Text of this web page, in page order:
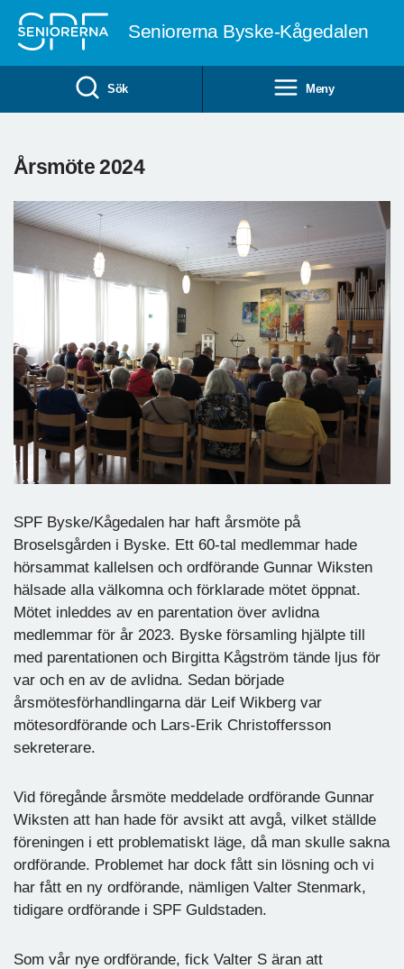
Seniorerna Byske-Kågedalen
Sök Meny
Årsmöte 2024
SPF Byske/Kågedalen har haft årsmöte på
Broselsgården i Byske. Ett 60-tal medlemmar hade
hörsammat kallelsen och ordförande Gunnar Wiksten
hälsade alla välkomna och förklarade mötet öppnat.
Mötet inleddes av en parentation över avlidna
medlemmar för år 2023. Byske församling hjälpte till
med parentationen och Birgitta Kågström tände ljus för
var och en av de avlidna. Sedan började
årsmötesförhandlingarna där Leif Wikberg var
mötesordförande och Lars-Erik Christoffersson
sekreterare.
Vid föregånde årsmöte meddelade ordförande Gunnar
Wiksten att han hade för avsikt att avgå, vilket ställde
föreningen i ett problematiskt läge, då man skulle sakna
ordförande. Problemet har dock fått sin lösning och vi
har fått en ny ordförande, nämligen Valter Stenmark,
tidigare ordförande i SPF Guldstaden.
Som vår nye ordförande, fick Valter S äran att